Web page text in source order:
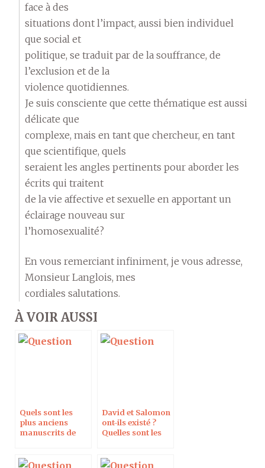
face à des
situations dont l’impact, aussi bien individuel
que social et
politique, se traduit par de la souffrance, de
l’exclusion et de la
violence quotidiennes.
Je suis consciente que cette thématique est aussi
délicate que
complexe, mais en tant que chercheur, en tant
que scientifique, quels
seraient les angles pertinents pour aborder les
écrits qui traitent
de la vie affective et sexuelle en apportant un
éclairage nouveau sur
l’homosexualité?
En vous remerciant infiniment, je vous adresse,
Monsieur Langlois, mes
cordiales salutations.
À VOIR AUSSI
Quels sont les
plus anciens
manuscrits de
David et Salomon
ont-ils existé ?
Quelles sont les